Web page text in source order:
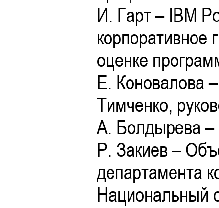
И. Гарт – IBM
корпоративное
оценке
Е. Коновалова
Тимченко,
А. Болдырева –
Р. Закиев –
департамента
Национальный